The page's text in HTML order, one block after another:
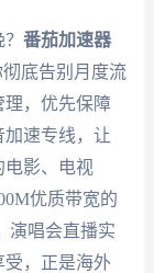
番茄加速器
底告别月度流
理，优先保障
速专线，让
电影、电视
优质带宽的
演唱会直播实
受，正是海外